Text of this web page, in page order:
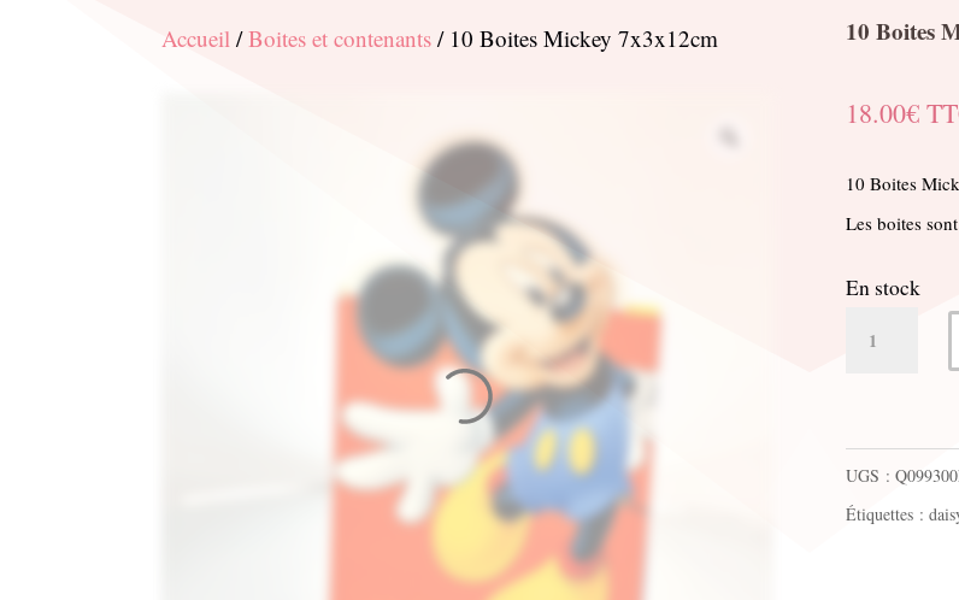
Accueil /Boites et contenants / 10 Boites Mickey 7x3x12cm 10 Boites
18.00€
10 Boites
Les boites
En stock
Boites
Mickey
7x3x12cm
UGS :
Étiquettes :